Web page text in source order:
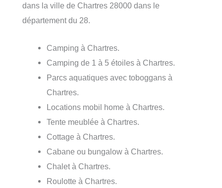
dans la ville de Chartres 28000 dans le
département du 28.
Camping à Chartres.
Camping de 1 à 5 étoiles à Chartres.
Parcs aquatiques avec toboggans à
Chartres.
Locations mobil home à Chartres.
Tente meublée à Chartres.
Cottage à Chartres.
Cabane ou bungalow à Chartres.
Chalet à Chartres.
Roulotte à Chartres.